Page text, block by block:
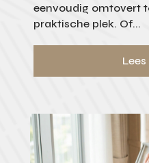
eenvoudig omtovert
praktische plek. Of...
Lees